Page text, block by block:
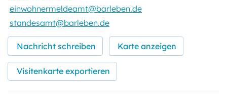
einwohnermeldeamt@barleben.de
standesamt@barleben.de
Nachricht schreiben Karte anzeigen
Visitenkarte exportieren